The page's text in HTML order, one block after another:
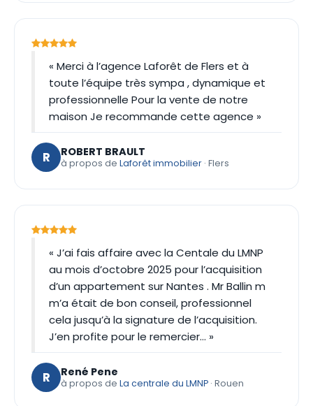
« Merci à l’agence Laforêt de Flers et à
toute l’équipe très sympa , dynamique et
professionnelle Pour la vente de notre
maison Je recommande cette agence »
R ROBERT BRAULT
à propos de Laforêt immobilier · Flers
« J’ai fais affaire avec la Centale du LMNP
au mois d’octobre 2025 pour l’acquisition
d’un appartement sur Nantes . Mr Ballin m
m’a était de bon conseil, professionnel
cela jusqu’à la signature de l’acquisition.
J’en profite pour le remercier… »
R René Pene
à propos de La centrale du LMNP · Rouen